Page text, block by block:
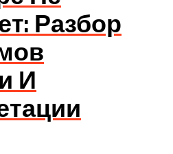
Разбор
И